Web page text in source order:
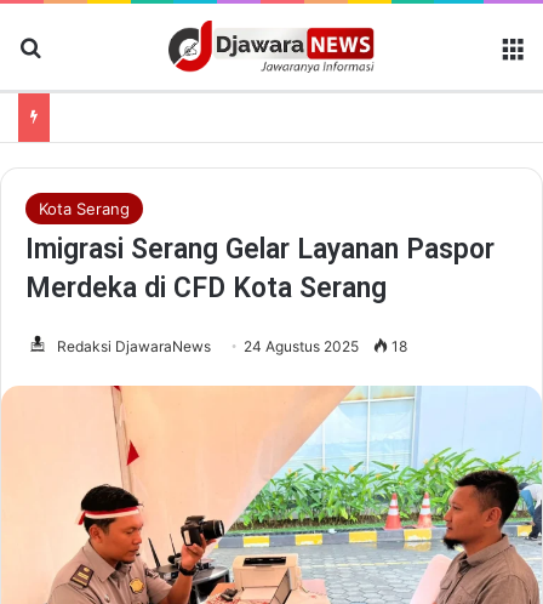
Kota Serang
Imigrasi Serang Gelar Layanan Paspor
Merdeka di CFD Kota Serang
Redaksi DjawaraNews 24 Agustus 2025 18